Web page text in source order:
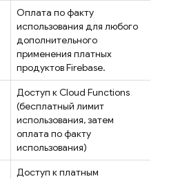
Оплата по факту
использования для любого
дополнительного
применения платных
продуктов Firebase.
Доступ кCloud Functions
(бесплатный лимит
использования, затем
оплата по факту
использования)
Доступ к платным